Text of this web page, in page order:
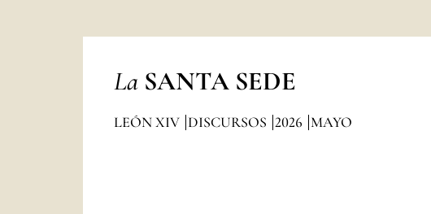
La SANTA SEDE
LEÓN XIV DISCURSOS 2026 MAYO